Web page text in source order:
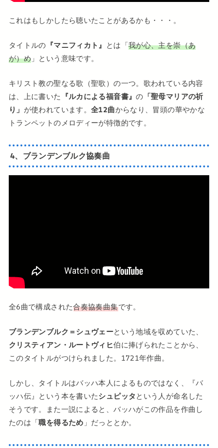
これはもしかしたら聴いたことがあるかも・・・。
タイトルの 『マニフィカト』 とは「我が心、主を崇（あ
が）め 」という意味です。
キリスト教の聖なる歌（聖歌）の一つ。歌われている内容
は、上に書いた 『ルカによる福音書』の 「聖母マリアの祈
り」 が使われています。全12曲からなり、冒頭の華やかな
トランペットのメロディーが特徴的です。
4、ブランデンブルク協奏曲
全6曲で構成された合奏協奏曲集です。
ブランデンブルク＝シュヴェーという地域を収めていた、
クリスティアン・ルートヴィヒ伯に捧げられたことから、
このタイトルがつけられました。1721年作曲。
しかし、タイトルはバッハ本人によるものではなく、『バ
ッハ伝』という本を書いたシュピッタという人が命名した
そうです。また一説によると、バッハがこの作品を作曲し
たのは「職を得るため 」だっととか。